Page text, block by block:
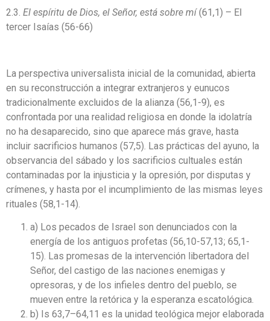
2.3. El espíritu de Dios, el Señor, está sobre mí(61,1) – El
tercer Isaías (56-66)
La perspectiva universalista inicial de la comunidad, abierta
en su reconstrucción a integrar extranjeros y eunucos
tradicionalmente excluidos de la alianza (56,1-9), es
confrontada por una realidad religiosa en donde la idolatría
no ha desaparecido, sino que aparece más grave, hasta
incluir sacrificios humanos (57,5). Las prácticas del ayuno, la
observancia del sábado y los sacrificios cultuales están
contaminadas por la injusticia y la opresión, por disputas y
crímenes, y hasta por el incumplimiento de las mismas leyes
rituales (58,1-14).
a) Los pecados de Israel son denunciados con la
energía de los antiguos profetas (56,10-57,13; 65,1-
15). Las promesas de la intervención libertadora del
Señor, del castigo de las naciones enemigas y
opresoras, y de los infieles dentro del pueblo, se
mueven entre la retórica y la esperanza escatológica.
b) Is 63,7–64,11 es la unidad teológica mejor elaborada